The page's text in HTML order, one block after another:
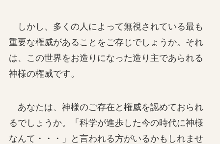
しかし、多くの人によって無視されている最も
重要な権威があることをご存じでしょうか。それ
は、この世界をお造りになった造り主であられる
神様の権威です。
あなたは、神様のご存在と権威を認めておられ
るでしょうか。「科学が進歩した今の時代に神様
なんて・・・」と言われる方がいるかもしれませ